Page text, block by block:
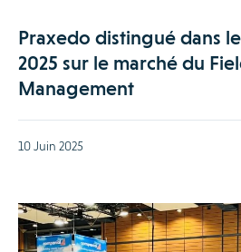
Praxedo distingué dans
2025 sur le marché du
Management
10 Juin 2025